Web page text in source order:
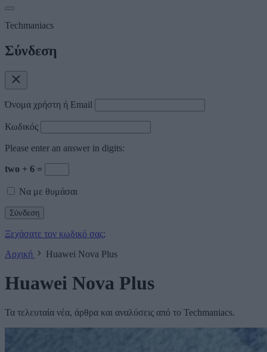
Techmaniacs
Σύνδεση
Όνομα χρήστη ή Email
Κωδικός
Please enter an answer in digits:
two + 6 =
Να με θυμάσαι
Ξεχάσατε τον κωδικό σας;
Αρχική
Huawei Nova Plus
Huawei Nova Plus
Τα τελευταία νέα, άρθρα και αναλύσεις από το Techmaniacs.